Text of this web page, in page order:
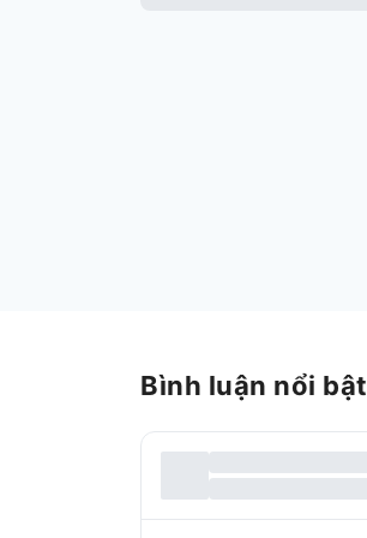
Bình luận nổi bật